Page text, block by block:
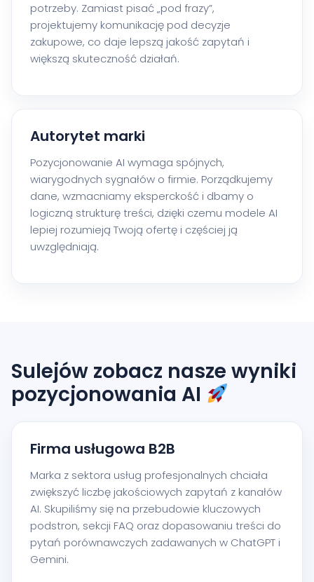
potrzeby. Zamiast pisać „pod frazy”,
projektujemy komunikację pod decyzje
zakupowe, co daje lepszą jakość zapytań i
większą skuteczność działań.
Autorytet marki
Pozycjonowanie AI wymaga spójnych,
wiarygodnych sygnałów o firmie. Porządkujemy
dane, wzmacniamy eksperckość i dbamy o
logiczną strukturę treści, dzięki czemu modele AI
lepiej rozumieją Twoją ofertę i częściej ją
uwzględniają.
Sulejów zobacz nasze wyniki
pozycjonowania AI
Firma usługowa B2B
Marka z sektora usług profesjonalnych chciała
zwiększyć liczbę jakościowych zapytań z kanałów
AI. Skupiliśmy się na przebudowie kluczowych
podstron, sekcji FAQ oraz dopasowaniu treści do
pytań porównawczych zadawanych w ChatGPT i
Gemini.